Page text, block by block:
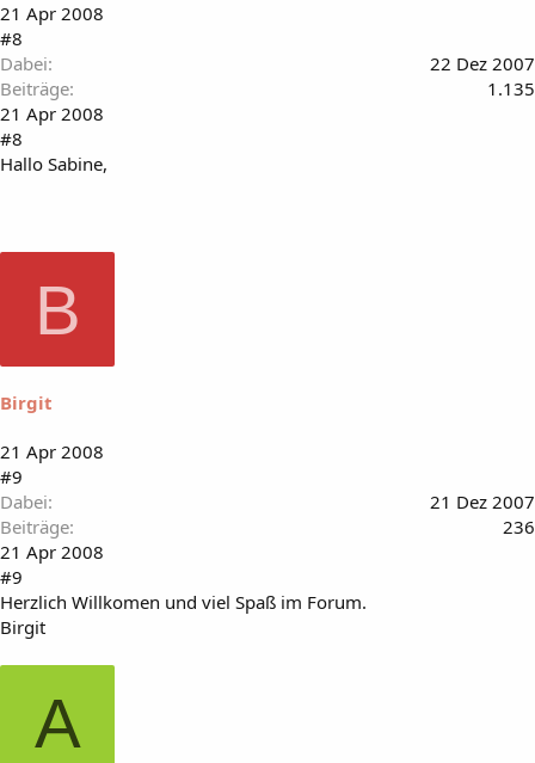
21 Apr 2008
#8
Dabei
22 Dez 2007
Beiträge
1.135
21 Apr 2008
#8
Hallo Sabine,
B
Birgit
21 Apr 2008
#9
Dabei
21 Dez 2007
Beiträge
236
21 Apr 2008
#9
Herzlich Willkomen und viel Spaß im Forum.
Birgit
A